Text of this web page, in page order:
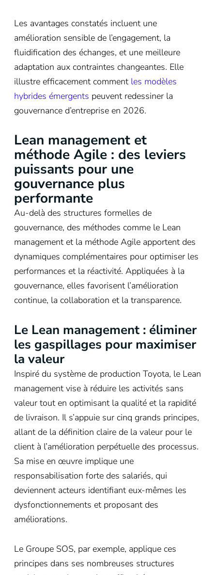
Les avantages constatés incluent une
amélioration sensible de l’engagement, la
fluidification des échanges, et une meilleure
adaptation aux contraintes changeantes. Elle
illustre efficacement comment les modèles
hybrides émergents peuvent redessiner la
gouvernance d’entreprise en 2026.
Lean management et
méthode Agile : des leviers
puissants pour une
gouvernance plus
performante
Au-delà des structures formelles de
gouvernance, des méthodes comme le Lean
management et la méthode Agile apportent des
dynamiques complémentaires pour optimiser les
performances et la réactivité. Appliquées à la
gouvernance, elles favorisent l’amélioration
continue, la collaboration et la transparence.
Le Lean management : éliminer
les gaspillages pour maximiser
la valeur
Inspiré du système de production Toyota, le Lean
management vise à réduire les activités sans
valeur tout en optimisant la qualité et la rapidité
de livraison. Il s’appuie sur cinq grands principes,
allant de la définition claire de la valeur pour le
client à l’amélioration perpétuelle des processus.
Sa mise en œuvre implique une
responsabilisation forte des salariés, qui
deviennent acteurs identifiant eux-mêmes les
dysfonctionnements et proposant des
améliorations.
Le Groupe SOS, par exemple, applique ces
principes dans ses nombreuses structures